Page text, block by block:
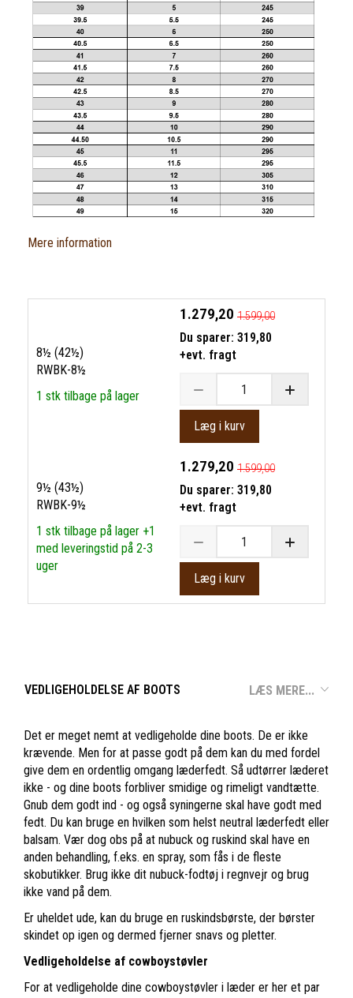
Mere information
8½ (42½)
RWBK-8½
1 stk tilbage på lager
1.279,20 1.599,00
Du sparer: 319,80
+evt. fragt
Læg i kurv
9½ (43½)
RWBK-9½
1 stk tilbage på lager +1
med leveringstid på 2-3
uger
1.279,20 1.599,00
Du sparer: 319,80
+evt. fragt
Læg i kurv
LÆS MERE...
VEDLIGEHOLDELSE AF BOOTS
Det er meget nemt at vedligeholde dine boots. De er ikke
krævende. Men for at passe godt på dem kan du med fordel
give dem en ordentlig omgang læderfedt. Så udtørrer læderet
ikke - og dine boots forbliver smidige og rimeligt vandtætte.
Gnub dem godt ind - og også syningerne skal have godt med
fedt. Du kan bruge en hvilken som helst neutral læderfedt eller
balsam. Vær dog obs på at nubuck og ruskind skal have en
anden behandling, f.eks. en spray, som fås i de fleste
skobutikker. Brug ikke dit nubuck-fodtøj i regnvejr og brug
ikke vand på dem.
Er uheldet ude, kan du bruge en ruskindsbørste, der børster
skindet op igen og dermed fjerner snavs og pletter.
Vedligeholdelse af cowboystøvler
For at vedligeholde dine cowboystøvler i læder er her et par